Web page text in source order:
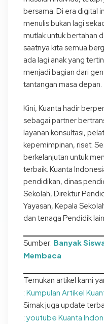
bersama. Di era digital
menulis bukan lagi
mutlak untuk bertahan
saatnya kita semua
ada lagi anak yang
menjadi bagian dari
tantangan masa depan.
Kini, Kuanta hadir
sebagai partner
layanan konsultasi,
kepemimpinan, riset.
berkelanjutan untuk
terbaik. Kuanta
pendidikan, dinas
Sekolah, Direktur
Yayasan, Kepala
dan tenaga Pendidik
Sumber: Banyak
Membaca
Temukan artikel kami
: Kumpulan Artikel
Simak juga update
: youtube Kuanta